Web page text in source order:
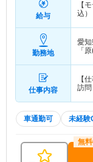
給与
【
込）
勤務地
愛
「
仕事内容
【
訪
車通勤可 未経験